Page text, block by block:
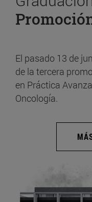
El pasado 13 de
de la tercera
en Práctica
Oncología.